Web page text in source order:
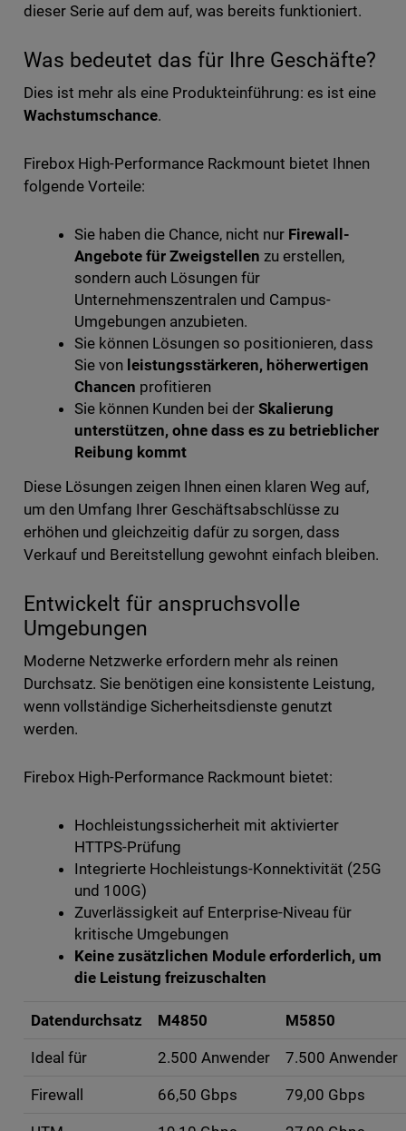
dieser Serie auf dem auf, was bereits funktioniert.
Was bedeutet das für Ihre Geschäfte?
Dies ist mehr als eine Produkteinführung: es ist eine
Wachstumschance.
Firebox High-Performance Rackmount bietet Ihnen
folgende Vorteile:
Sie haben die Chance, nicht nur Firewall-
Angebote für Zweigstellen zu erstellen,
sondern auch Lösungen für
Unternehmenszentralen und Campus-
Umgebungen anzubieten.
Sie können Lösungen so positionieren, dass
Sie von leistungsstärkeren, höherwertigen
Chancen profitieren
Sie können Kunden bei der Skalierung
unterstützen, ohne dass es zu betrieblicher
Reibung kommt
Diese Lösungen zeigen Ihnen einen klaren Weg auf,
um den Umfang Ihrer Geschäftsabschlüsse zu
erhöhen und gleichzeitig dafür zu sorgen, dass
Verkauf und Bereitstellung gewohnt einfach bleiben.
Entwickelt für anspruchsvolle
Umgebungen
Moderne Netzwerke erfordern mehr als reinen
Durchsatz. Sie benötigen eine konsistente Leistung,
wenn vollständige Sicherheitsdienste genutzt
werden.
Firebox High-Performance Rackmount bietet:
Hochleistungssicherheit mit aktivierter
HTTPS-Prüfung
Integrierte Hochleistungs-Konnektivität (25G
und 100G)
Zuverlässigkeit auf Enterprise-Niveau für
kritische Umgebungen
Keine zusätzlichen Module erforderlich, um
die Leistung freizuschalten
Datendurchsatz M4850 M5850
Ideal für 2.500 Anwender 7.500 Anwender
Firewall 66,50 Gbps 79,00 Gbps